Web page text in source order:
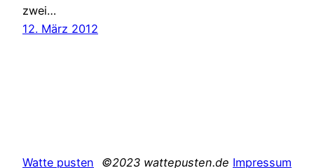
zwei…
12. März 2012
Watte pusten ©2023 wattepusten.de Impressum